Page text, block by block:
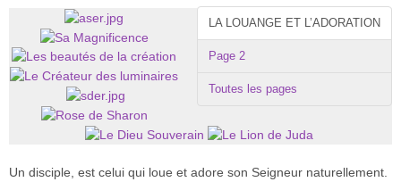
LA LOUANGE ET L’ADORATION
Page 2
Toutes les pages
Un disciple, est celui qui loue et adore son Seigneur naturellement.